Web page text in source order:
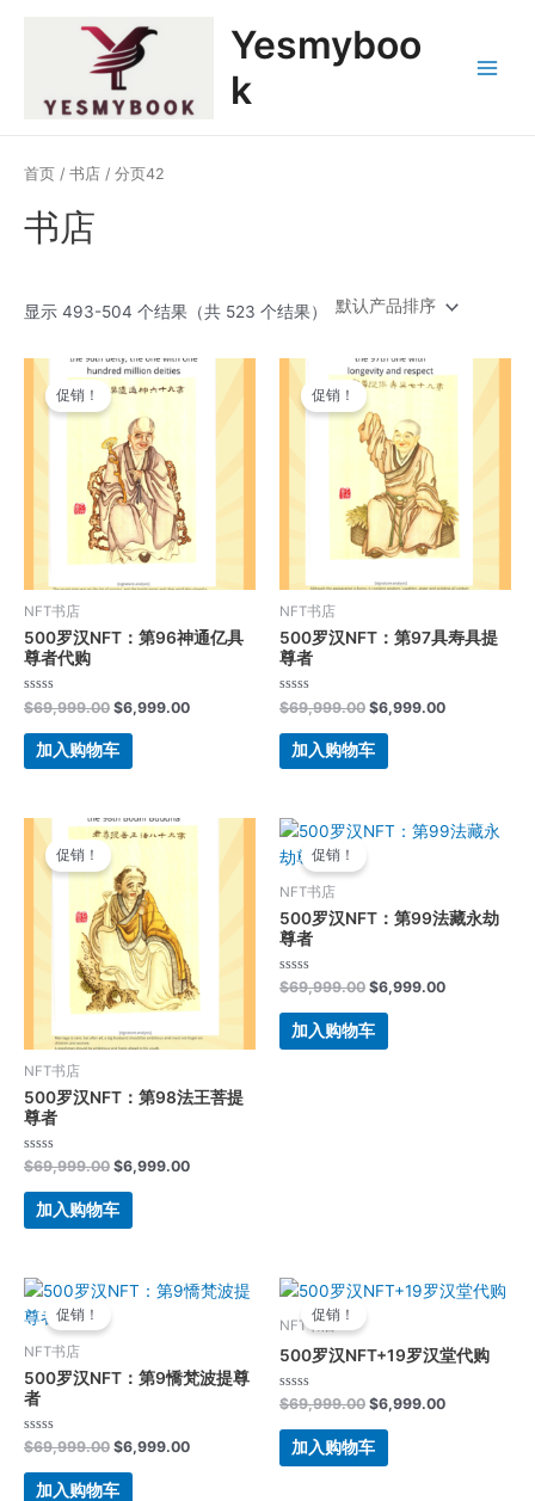
Yesmyboo
k
Menu
首页 / 书店 / 分页42
书店
显示 493-504 个结果（共 523 个结果）
促销！
NFT书店
500罗汉NFT：第96神通亿具
尊者代购
评
分
0
&sol;
$69,999.00
原
价
$69,999.00。
$6,999.00
当
加入购物车
促销！
NFT书店
500罗汉NFT：第97具寿具提
尊者
评
分
0
&sol;
$69,999.00
原
价
$69,999.00。
$6,999.00
加入购物车
促销！
NFT书店
500罗汉NFT：第98法王菩提
尊者
评
分
0
&sol;
$69,999.00
原
价
为：
$69,999.00。
$6,999.00
当
加入购物车
促销！
NFT书店
500罗汉NFT：第99法藏永劫
尊者
评
分
0
&sol;
$69,999.00
原
$6,999.00
当
前
$6,999.00。
加入购物车
促销！
NFT书店
500罗汉NFT：第9憍梵波提尊
者
评
分
0
&sol;
$69,999.00
原
$6,999.00
当
前
$6,999.00。
加入购物车
促销！
NFT书店
500罗汉NFT+19罗汉堂代购
评
分
0
&sol;
$69,999.00
原
$69,999.00。
$6,999.00
当
前
格
为：
加入购物车